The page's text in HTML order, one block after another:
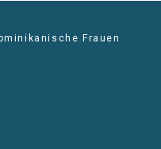
Frauen